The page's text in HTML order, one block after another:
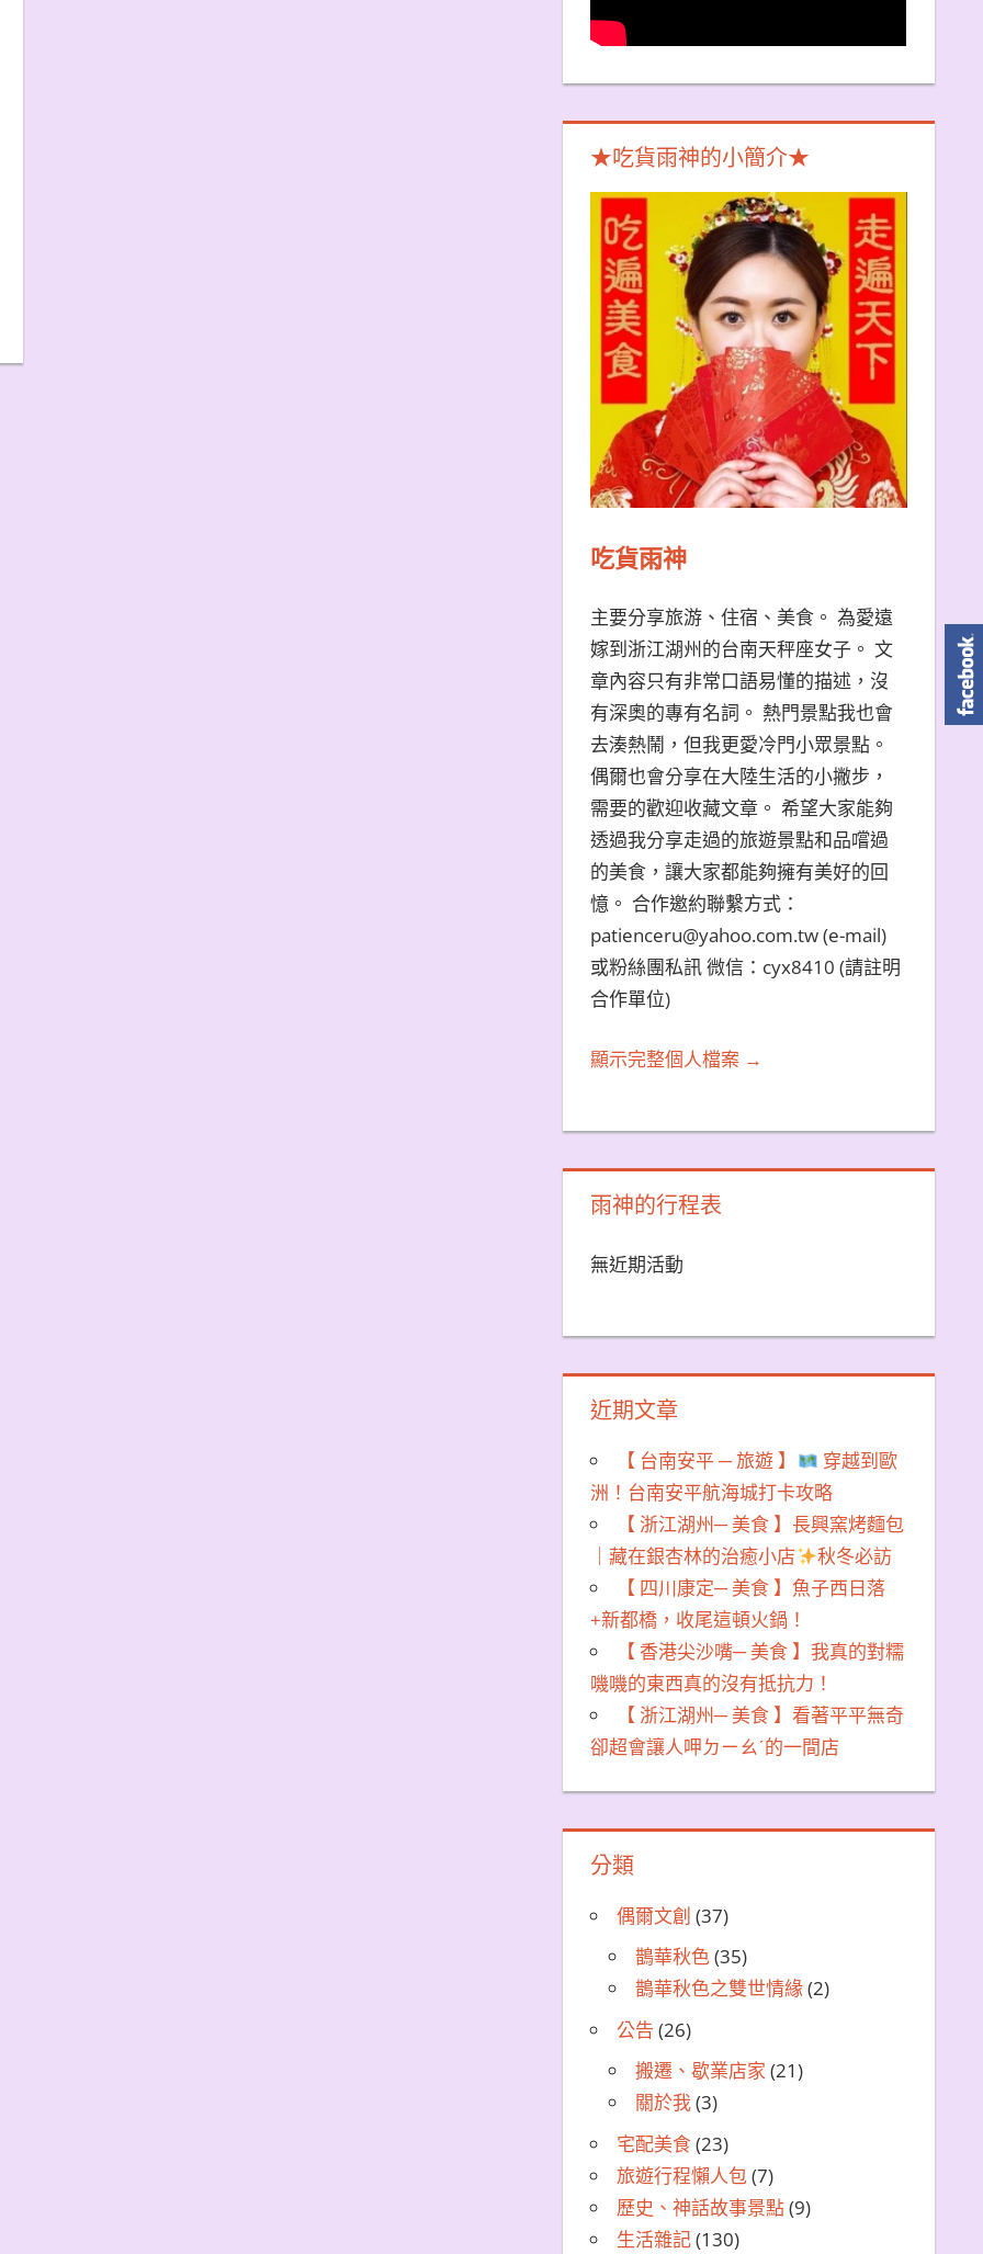
★吃貨雨神的小簡介★
吃貨雨神
主要分享旅游、住宿、美食。 為愛遠
嫁到浙江湖州的台南天秤座女子。 文
章內容只有非常口語易懂的描述，沒
有深奧的專有名詞。 熱門景點我也會
去湊熱鬧，但我更愛冷門小眾景點。
偶爾也會分享在大陸生活的小撇步，
需要的歡迎收藏文章。 希望大家能夠
透過我分享走過的旅遊景點和品嚐過
的美食，讓大家都能夠擁有美好的回
憶。 合作邀約聯繫方式：
patienceru@yahoo.com.tw (e-mail)
或粉絲團私訊 微信：cyx8410 (請註明
合作單位)
顯示完整個人檔案 →
雨神的行程表
無近期活動
近期文章
【 台南安平 ─ 旅遊 】
穿越到歐
洲！台南安平航海城打卡攻略
【 浙江湖州─ 美食 】長興窯烤麵包
｜藏在銀杏林的治癒小店
秋冬必訪
【 四川康定─ 美食 】魚子西日落
+新都橋，收尾這頓火鍋！
【 香港尖沙嘴─ 美食 】我真的對糯
嘰嘰的東西真的沒有抵抗力！
【 浙江湖州─ 美食 】看著平平無奇
卻超會讓人呷ㄉㄧㄠˊ的一間店
分類
偶爾文創 (37)
鵲華秋色(35)
鵲華秋色之雙世情緣(2)
公告 (26)
搬遷、歇業店家 (21)
關於我(3)
宅配美食(23)
旅遊行程懶人包(7)
歷史、神話故事景點(9)
生活雜記(130)